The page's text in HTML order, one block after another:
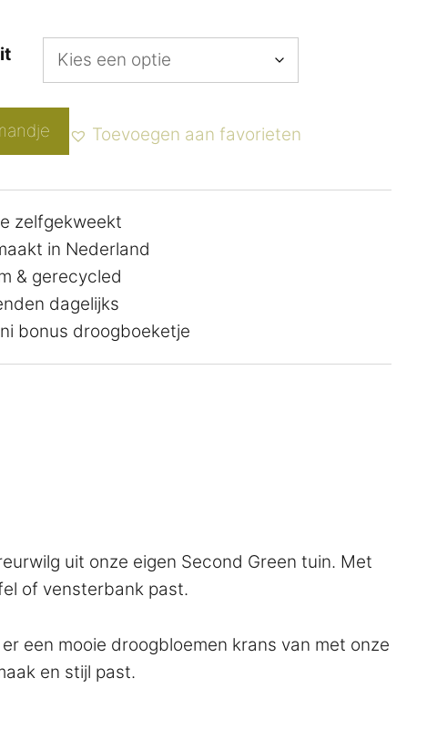
Toevoegen aan favorieten
zelfgekweekt
in Nederland
& gerecycled
dagelijks
bonus droogboeketje
uit onze eigen Second Green tuin. Met
of vensterbank past.
een mooie droogbloemen krans van met onze
en stijl past.